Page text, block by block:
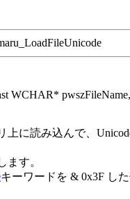
WCHAR*
上に読み込んで、
ます。
キーワードを & 0x3F した